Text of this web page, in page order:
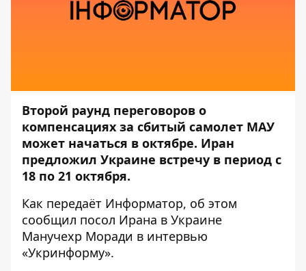
Второй раунд переговоров о
компенсациях за сбитый самолет МАУ
может начаться в октябре. Иран
предложил Украине встречу в период с
18 по 21 октября.
Как передаёт Информатор, об этом
сообщил посол Ирана в Украине
Манучехр Моради в интервью
«Укринформу».